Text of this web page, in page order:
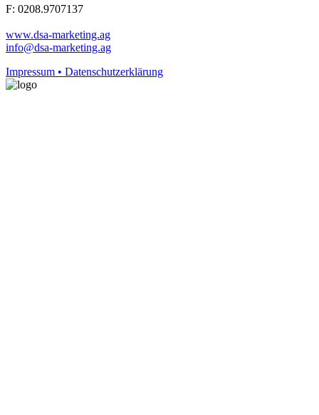
F: 0208.9707137
www.dsa-marketing.ag
info@dsa-marketing.ag
Impressum • Datenschutzerklärung